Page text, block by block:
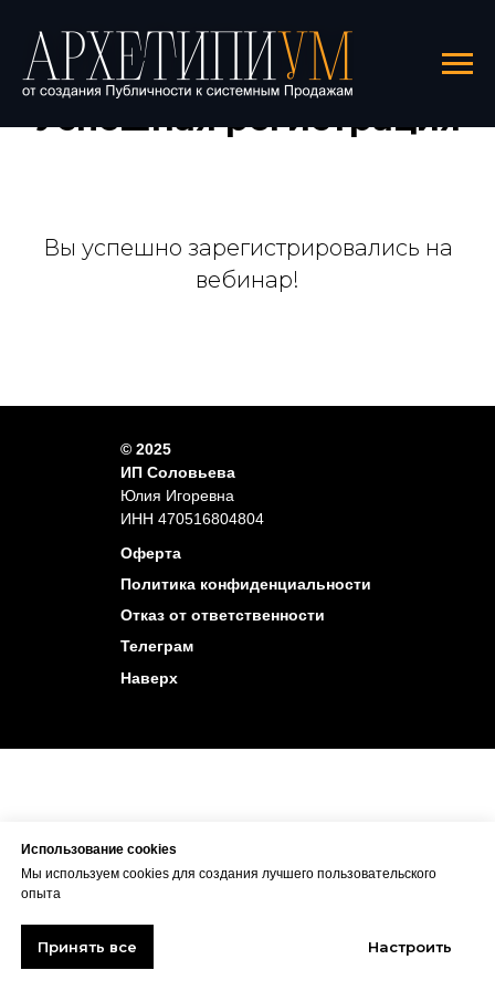
Успешная регистрация
Вы успешно зарегистрировались на
вебинар!
Использование cookies
Мы используем cookies для создания лучшего пользовательского
опыта
Принять все Настроить
© 2025
ИП Соловьева
Юлия Игоревна
ИНН 470516804804
Политика конфиденциальности
Отказ от ответственности
Телеграм
Наверх
Оферта